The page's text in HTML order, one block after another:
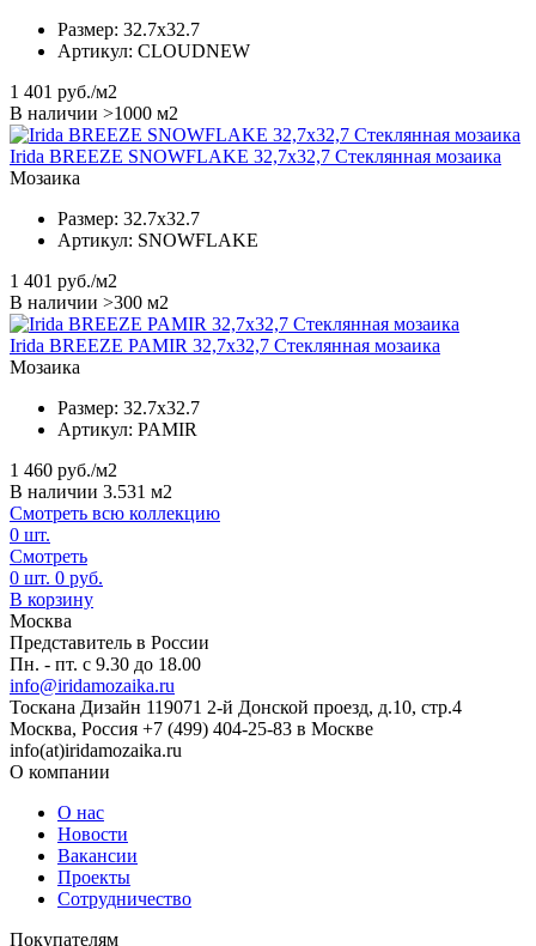
Размер: 32.7x32.7
Артикул: CLOUDNEW
1 401 руб./м2
В наличии >1000 м2
Irida BREEZE SNOWFLAKE 32,7x32,7 Стеклянная мозаика
Мозаика
Размер: 32.7x32.7
Артикул: SNOWFLAKE
1 401 руб./м2
В наличии >300 м2
Irida BREEZE PAMIR 32,7x32,7 Стеклянная мозаика
Мозаика
Размер: 32.7x32.7
Артикул: PAMIR
1 460 руб./м2
В наличии 3.531 м2
Смотреть всю коллекцию
0 шт.
Смотреть
0 шт. 0 руб.
В корзину
Москва
Представитель в России
Пн. - пт. с 9.30 до 18.00
info@iridamozaika.ru
Тоскана Дизайн 119071 2-й Донской проезд, д.10, стр.4
Москва, Россия +7 (499) 404-25-83 в Москве
info(at)iridamozaika.ru
О компании
О нас
Новости
Вакансии
Проекты
Сотрудничество
Покупателям